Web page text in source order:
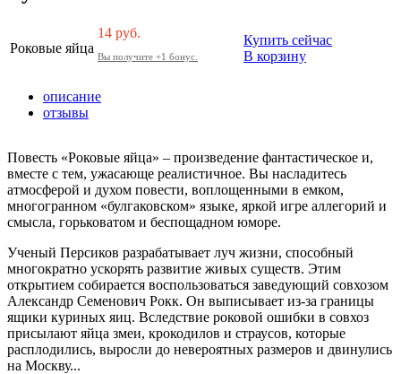
Роковые яйца
14 руб.
Вы получите +1 бонус.
Купить сейчас
В корзину
описание
отзывы
Повесть «Роковые яйца» – произведение фантастическое и,
вместе с тем, ужасающе реалистичное. Вы насладитесь
атмосферой и духом повести, воплощенными в емком,
многогранном «булгаковском» языке, яркой игре аллегорий и
смысла, горьковатом и беспощадном юморе.
Ученый Персиков разрабатывает луч жизни, способный
многократно ускорять развитие живых существ. Этим
открытием собирается воспользоваться заведующий совхозом
Александр Семенович Рокк. Он выписывает из-за границы
ящики куриных яиц. Вследствие роковой ошибки в совхоз
присылают яйца змеи, крокодилов и страусов, которые
расплодились, выросли до невероятных размеров и двинулись
на Москву...